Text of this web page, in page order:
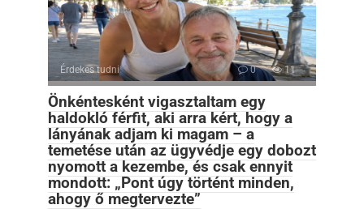
Érdekes tudni 0 11
Önkéntesként vigasztaltam egy
haldokló férfit, aki arra kért, hogy a
lányának adjam ki magam – a
temetése után az ügyvédje egy dobozt
nyomott a kezembe, és csak ennyit
mondott: „Pont úgy történt minden,
ahogy ő megtervezte”